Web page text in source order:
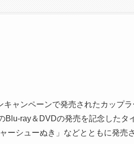
ャンペーンで発売されたカップ
ray＆DVDの発売を記念したタ
ーシューぬき」などとともに発売